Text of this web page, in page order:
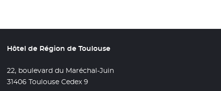
Hôtel de Région de Toulouse
22, boulevard du Maréchal-Juin
31406 Toulouse Cedex 9